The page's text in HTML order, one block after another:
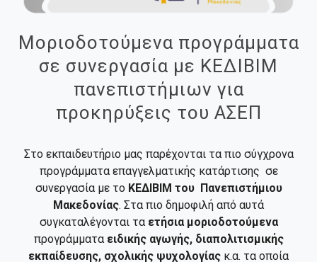
Μοριοδοτούμενα προγράμματα
σε συνεργασία με ΚΕΔΙΒΙΜ
πανεπιστήμιων για
προκηρύξεις του ΑΣΕΠ
Στο εκπαιδευτήριο μας παρέχονται τα πιο σύγχρονα
προγράμματα επαγγελματικής κατάρτισης σε
συνεργασία με το ΚΕΔΙΒΙΜ του Πανεπιστήμιου
Μακεδονίας. Στα πιο δημοφιλή από αυτά
συγκαταλέγονται τα ετήσια μοριοδοτούμενα
προγράμματα ειδικής αγωγής, διαπολιτισμικής
εκπαίδευσης, σχολικής ψυχολογίας κ.α. τα οποία